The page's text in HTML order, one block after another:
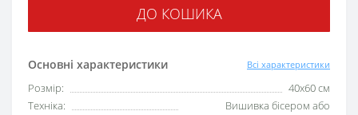
Основні характеристики Всі характеристики
Розмір:
40х60 см
Техніка:
Вишивка бісером або
ДО КОШИКА